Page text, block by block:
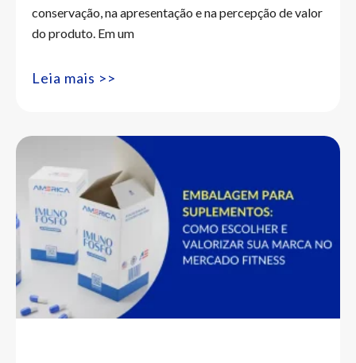
conservação, na apresentação e na percepção de valor
do produto. Em um
Leia mais >>